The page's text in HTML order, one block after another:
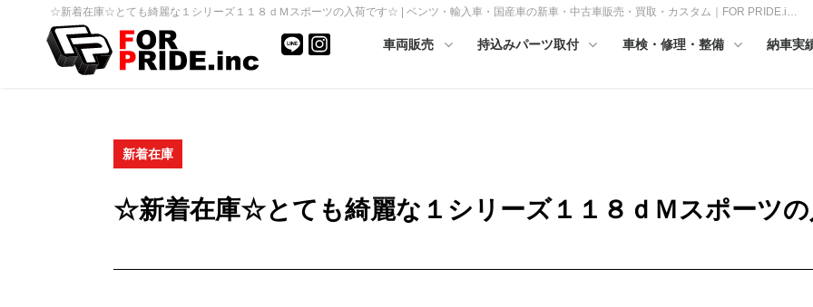
☆新着在庫☆とても綺麗な１シリーズ１１８ｄＭスポーツの入荷です☆ | ベンツ・輸入車・国産車の新車・中古車販売・買取・カスタム｜FOR PRIDE.i…
車両販売 持込みパーツ取付 車検・修理・整備 納車実
新着在庫
☆新着在庫☆とても綺麗な１シリーズ１１８ｄＭスポーツ